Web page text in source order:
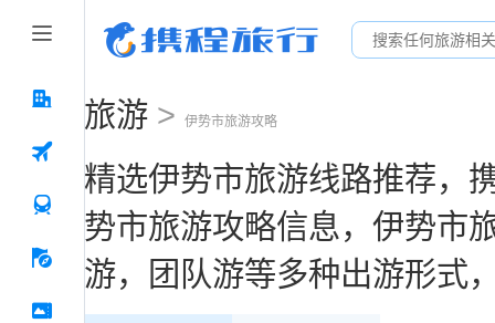
旅游 > 伊势市旅游攻略
精选伊势市旅游线路推荐，
势市旅游攻略信息， 伊势市
游，团队游等多种出游形式